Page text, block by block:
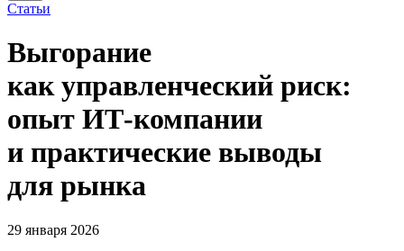
Статьи
Выгорание
как управленческий риск:
опыт ИТ-компании
и практические выводы
для рынка
29 января 2026